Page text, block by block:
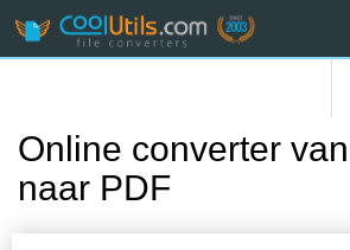
Online converter
naar PDF